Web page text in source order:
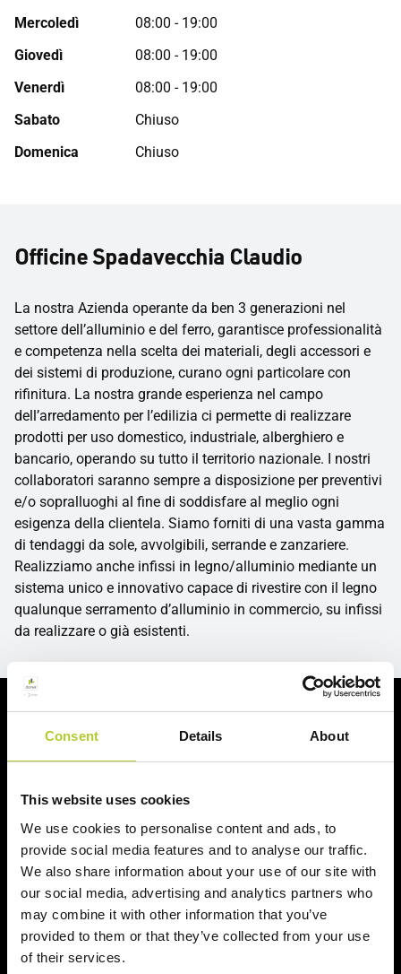
Consent Details About
This website uses cookies
We use cookies to personalise content and ads, to
provide social media features and to analyse our traffic.
We also share information about your use of our site with
our social media, advertising and analytics partners who
may combine it with other information that you’ve
provided to them or that they’ve collected from your use
of their services.
Mercoledì
08:00 - 19:00
Giovedì
08:00 - 19:00
Venerdì
08:00 - 19:00
Sabato
Chiuso
Domenica
Chiuso
Officine Spadavecchia Claudio
La nostra Azienda operante da ben 3 generazioni nel
settore dell’alluminio e del ferro, garantisce professionalità
e competenza nella scelta dei materiali, degli accessori e
dei sistemi di produzione, curano ogni particolare con
rifinitura. La nostra grande esperienza nel campo
dell’arredamento per l’edilizia ci permette di realizzare
prodotti per uso domestico, industriale, alberghiero e
bancario, operando su tutto il territorio nazionale. I nostri
collaboratori saranno sempre a disposizione per preventivi
e/o sopralluoghi al fine di soddisfare al meglio ogni
esigenza della clientela. Siamo forniti di una vasta gamma
di tendaggi da sole, avvolgibili, serrande e zanzariere.
Realizziamo anche infissi in legno/alluminio mediante un
sistema unico e innovativo capace di rivestire con il legno
qualunque serramento d’alluminio in commercio, su infissi
da realizzare o già esistenti.
Richiedi un preventivo
Nome e cognome
Cognome